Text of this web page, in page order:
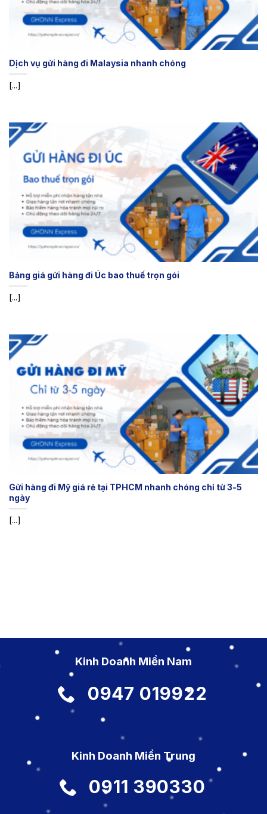
Dịch vụ gửi hàng đi Malaysia nhanh chóng
[...]
Bảng giá gửi hàng đi Úc bao thuế trọn gói
[...]
Gửi hàng đi Mỹ giá rẻ tại TPHCM nhanh chóng chỉ từ 3-5
ngày
[...]
Kinh Doanh Miền Nam
0947 019922
Kinh Doanh Miền Trung
0911 390330